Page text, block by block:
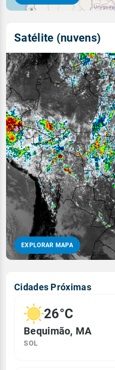
Satélite (nuvens)
EXPLORAR MAPA
Cidades Próximas
26°C
Bequimão, MA
SOL